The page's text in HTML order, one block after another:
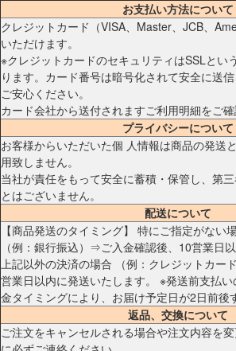
お支払い方法について
クレジットカード（VISA、Master、JCB、
いただけます。
※クレジットカードのセキュリティはSSLとい
ります。カード番号は暗号化されて安全に送
ご安心ください。
カード会社から送付されますご利用明細をご確
プライバシーについて
お客様からいただいた個 人情報は商品の発送
用致しません。
当社が責任をもって安全に蓄積・保管し、第
とはございません。
配送について
【商品発送のタイミング】 特にご指定がない
（例：銀行振込）⇒ご入金確認後、10営業日
上記以外の決済の場合 （例：クレジットカー
営業日以内に発送いたします。 ※発送前支払
金タイミングにより、お届け予定日が2日前後
返品、交換について
ご注文をキャンセルされる場合や注文内容を